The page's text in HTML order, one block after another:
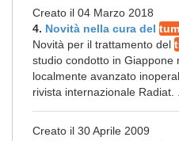
Creato il 04 Marzo 2018
4. Novità nella cura del
Novità per il trattamento del
studio condotto in Giappone
localmente avanzato
rivista internazionale Radiat.
Creato il 30 Aprile 2009